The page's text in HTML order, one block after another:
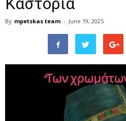
By mpetskas team - June 19, 2025